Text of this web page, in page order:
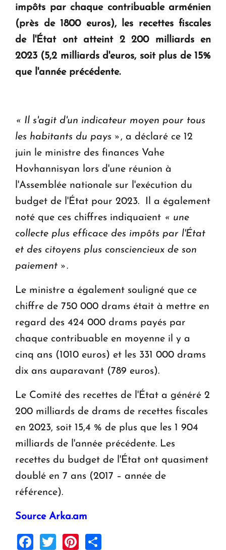
KASA : 30 ans d'audace, de résilience et d'avenir
en Arménie
Le premier hôtel Hyatt Regency d'Arménie
ouvrira ses portes à Dilijan
impôts par chaque contribuable arménien
(près de 1800 euros), les recettes fiscales
de l'État ont atteint 2 200 milliards en
2023 (5,2 milliards d'euros, soit plus de 15%
que l'année précédente.
« Il s'agit d'un indicateur moyen pour tous
les habitants du pays », a déclaré ce 12
juin le ministre des finances Vahe
Hovhannisyan lors d'une réunion à
l'Assemblée nationale sur l'exécution du
budget de l'État pour 2023. Il a également
noté que ces chiffres indiquaient « une
collecte plus efficace des impôts par l'État
et des citoyens plus consciencieux de son
paiement ».
Le ministre a également souligné que ce
chiffre de 750 000 drams était à mettre en
regard des 424 000 drams payés par
chaque contribuable en moyenne il y a
cinq ans (1010 euros) et les 331 000 drams
dix ans auparavant (789 euros).
Le Comité des recettes de l'État a généré 2
200 milliards de drams de recettes fiscales
en 2023, soit 15,4 % de plus que les 1 904
milliards de l'année précédente. Les
recettes du budget de l'État ont quasiment
doublé en 7 ans (2017 – année de
référence).
Source Arka.am
Facebook
TwitterPinterest